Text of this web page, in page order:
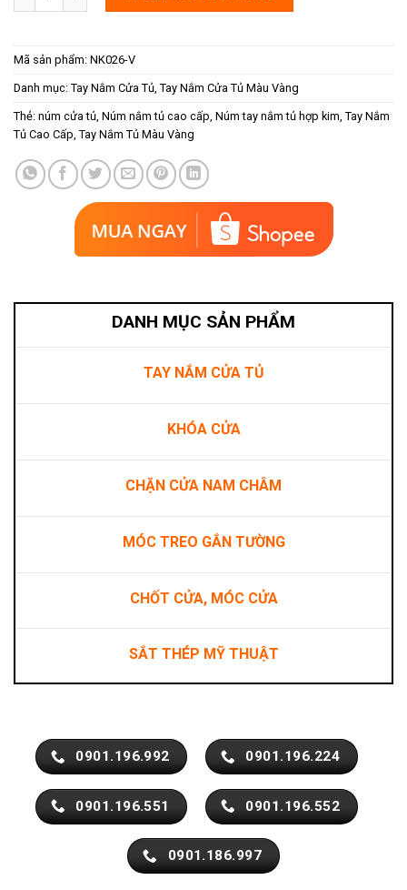
Mã sản phẩm: NK026-V
Danh mục: Tay Nắm Cửa Tủ Tay Nắm Cửa Tủ Màu Vàng
Thẻ: núm cửa tủ Núm nắm tủ cao cấp Núm tay nắm tủ hợp kim Tay Nắm
Tủ Cao Cấp Tay Nắm Tủ Màu Vàng
DANH MỤC SẢN PHẨM
TAY NẮM CỬA TỦ
KHÓA CỬA
CHẶN CỬA NAM CHÂM
MÓC TREO GẮN TƯỜNG
CHỐT CỬA, MÓC CỬA
SẮT THÉP MỸ THUẬT
0901.196.992 0901.196.224
0901.196.551 0901.196.552
0901.186.997